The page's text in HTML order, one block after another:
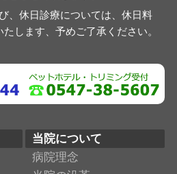
、休日診療については、休日料
します、予めご了承ください。
当院について
病院理念